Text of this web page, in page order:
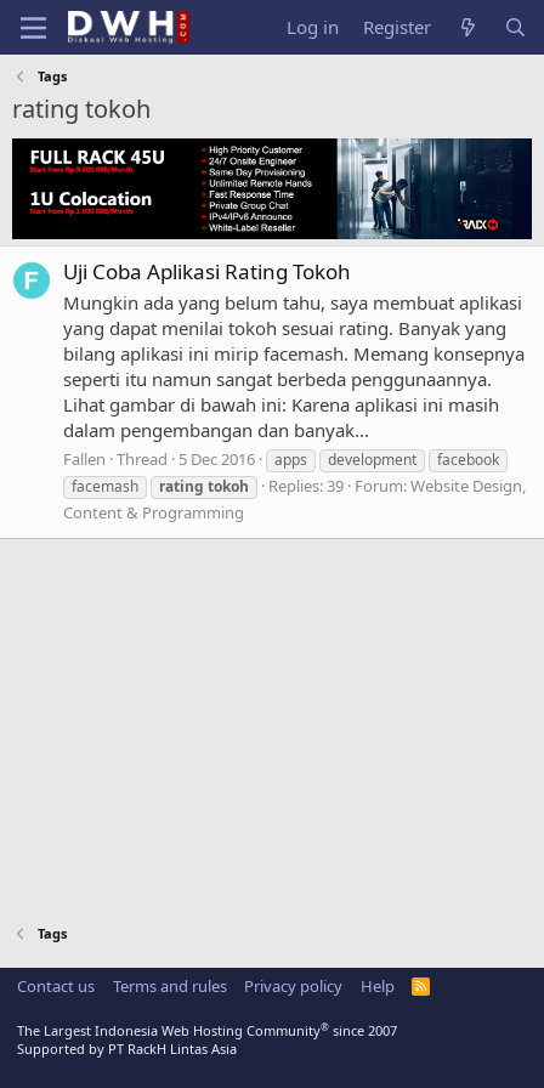
Log in Register
Tags
rating tokoh
Uji Coba Aplikasi Rating Tokoh
Mungkin ada yang belum tahu, saya membuat aplikasi
yang dapat menilai tokoh sesuai rating. Banyak yang
bilang aplikasi ini mirip facemash. Memang konsepnya
seperti itu namun sangat berbeda penggunaannya.
Lihat gambar di bawah ini: Karena aplikasi ini masih
dalam pengembangan dan banyak...
Fallen Thread 5 Dec 2016 apps development
facebook
facemash
rating tokoh Replies: 39 Forum:Website Design,
Content & Programming
Tags
Contact us Terms and rules Privacy policy Help
R
The Largest Indonesia Web Hosting Community® since 2007
Supported by PT RackH Lintas Asia